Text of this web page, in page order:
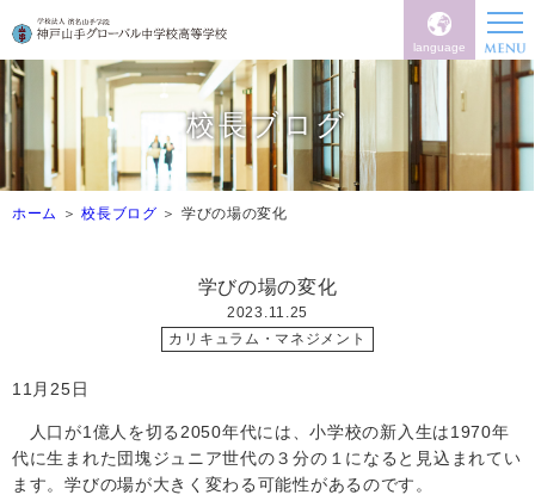
language
校長ブログ
ホーム 校長ブログ 学びの場の変化
学びの場の変化
2023.11.25
カリキュラム・マネジメント
11月25日
人口が1億人を切る2050年代には、小学校の新入生は1970年
代に生まれた団塊ジュニア世代の３分の１になると見込まれてい
ます。学びの場が大きく変わる可能性があるのです。